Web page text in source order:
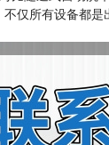
仅所有设备都